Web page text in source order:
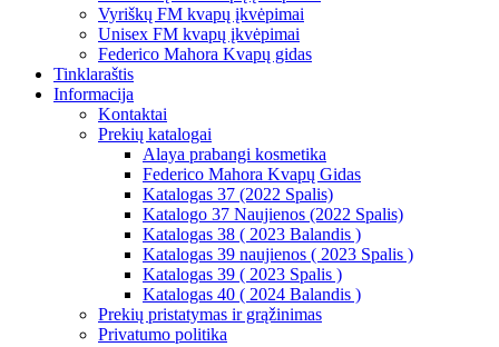
Vyriškų FM kvapų įkvėpimai
Unisex FM kvapų įkvėpimai
Federico Mahora Kvapų gidas
Tinklaraštis
Informacija
Kontaktai
Prekių katalogai
Alaya prabangi kosmetika
Federico Mahora Kvapų Gidas
Katalogas 37 (2022 Spalis)
Katalogo 37 Naujienos (2022 Spalis)
Katalogas 38 ( 2023 Balandis )
Katalogas 39 naujienos ( 2023 Spalis )
Katalogas 39 ( 2023 Spalis )
Katalogas 40 ( 2024 Balandis )
Prekių pristatymas ir grąžinimas
Privatumo politika